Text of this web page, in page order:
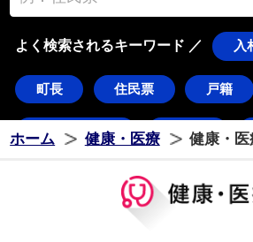
よく検索されるキーワード ／ 入
町長 住民票 戸籍
道の駅はなわ ダリア
塙
花火
ホーム 健康・医療 健康・